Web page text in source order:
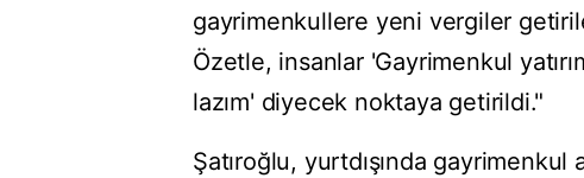
gayrimenkullere yeni vergiler
Özetle, insanlar 'Gayrimenkul
lazım' diyecek noktaya getirildi."
Şatıroğlu, yurtdışında